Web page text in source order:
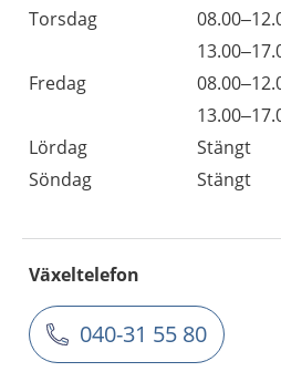
Torsdag
Fredag
Lördag
Stängt
Söndag
Stängt
Växeltelefon
040-31 55 80